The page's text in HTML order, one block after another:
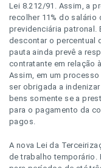
Lei 8.212/91. Assim, a
recolher 11% do
previdenciária patronal.
descontar o percentual
pauta ainda prevê a
contratante em relação
Assim, em um
ser obrigada a
bens somente se a
para o pagamento da
pagos.
A nova Lei da
de trabalho temporário.